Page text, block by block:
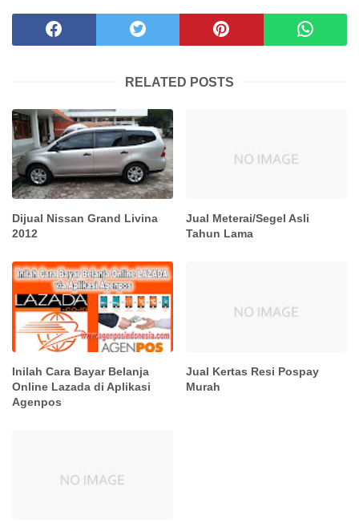
RELATED POSTS
Dijual Nissan Grand Livina
2012
Jual Meterai/Segel Asli
Tahun Lama
Inilah Cara Bayar Belanja
Online Lazada di Aplikasi
Agenpos
Jual Kertas Resi Pospay
Murah